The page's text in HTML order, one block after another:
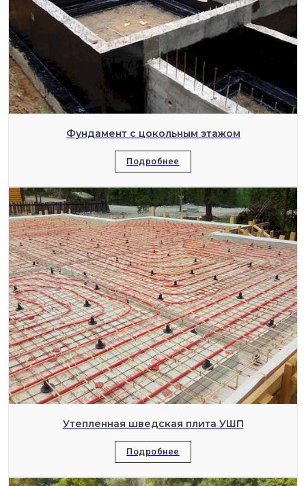
Фундамент с цокольным этажом
Подробнее
Утепленная шведская плита УШП
Подробнее